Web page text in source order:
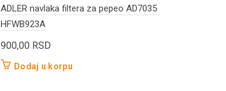
ADLER navlaka filtera za pepeo AD7035
HFWB923A
900,00 RSD
Dodaj u korpu